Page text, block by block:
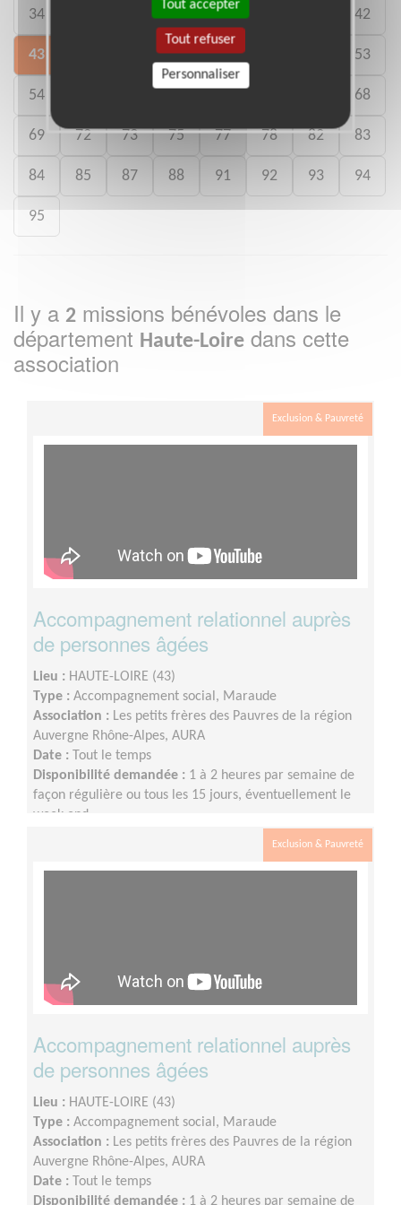
34 37 38 42
43 46 47 53
54 68
69 72 73 75 77 78 82 83
84 85 87 88 91 92 93 94
95
Il y a 2 missions bénévoles dans le
département Haute-Loire dans cette
association
Exclusion & Pauvreté
Accompagnement relationnel auprès
de personnes âgées
Lieu : HAUTE-LOIRE (43)
Type : Accompagnement social, Maraude
Association : Les petits frères des Pauvres de la région
Auvergne Rhône-Alpes, AURA
Date : Tout le temps
Disponibilité demandée : 1 à 2 heures par semaine de
façon régulière ou tous les 15 jours, éventuellement le
week-end.
Exclusion & Pauvreté
Accompagnement relationnel auprès
de personnes âgées
Lieu : HAUTE-LOIRE (43)
Type : Accompagnement social, Maraude
Association : Les petits frères des Pauvres de la région
Auvergne Rhône-Alpes, AURA
Date : Tout le temps
Disponibilité demandée : 1 à 2 heures par semaine de
Tout accepter
Tout refuser
Personnaliser